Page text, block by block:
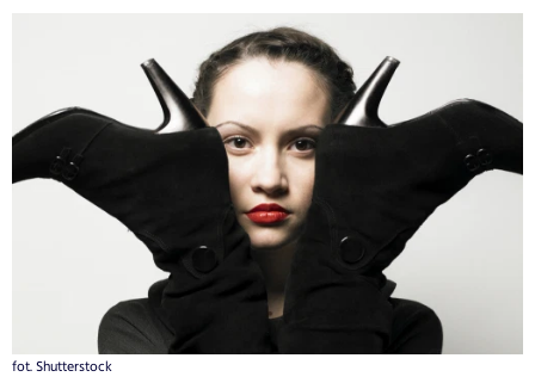
fot. Shutterstock